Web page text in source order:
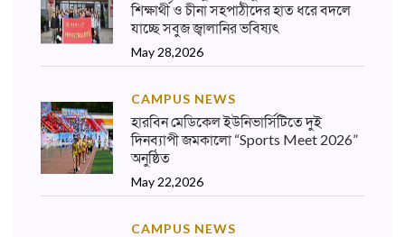
শিক্ষার্থী ও চীনা সহপাঠীদের হাত ধরে বদলে
যাচ্ছে সবুজ জ্বালানির ভবিষ্যৎ
May 28,2026
CAMPUS NEWS
হারবিন মেডিকেল ইউনিভার্সিটিতে দুই
দিনব্যাপী জমকালো “Sports Meet 2026”
অনুষ্ঠিত
May 22,2026
CAMPUS NEWS